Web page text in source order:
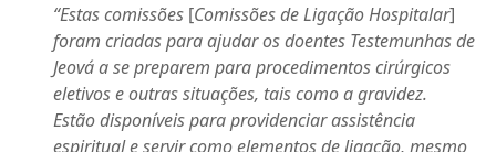
“Estas comissões [Comissões de Ligação Hospitalar]
foram criadas para ajudar os doentes Testemunhas de
Jeová a se preparem para procedimentos cirúrgicos
eletivos e outras situações, tais como a gravidez.
Estão disponíveis para providenciar assistência
espiritual e servir como elementos de ligação, mesmo